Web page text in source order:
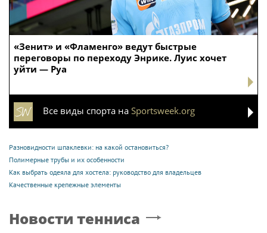
«Зенит» и «Фламенго» ведут быстрые
переговоры по переходу Энрике. Луис хочет
уйти — Руа
Все виды спорта на Sportsweek.org
Разновидности шпаклевки: на какой остановиться?
Полимерные трубы и их особенности
Как выбрать одеяла для хостела: руководство для владельцев
Качественные крепежные элементы
Новости тенниса